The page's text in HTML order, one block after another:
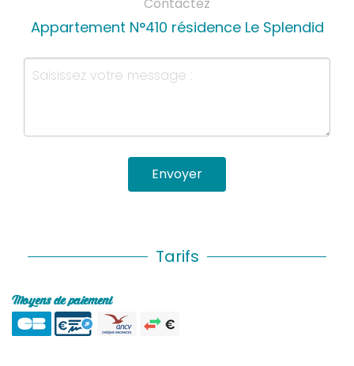
Appartement N°410 résidence Le Splendid
Envoyer
Tarifs
Moyens de paiement